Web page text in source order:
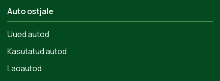
Auto ostjale
Uued autod
Kasutatud autod
Laoautod